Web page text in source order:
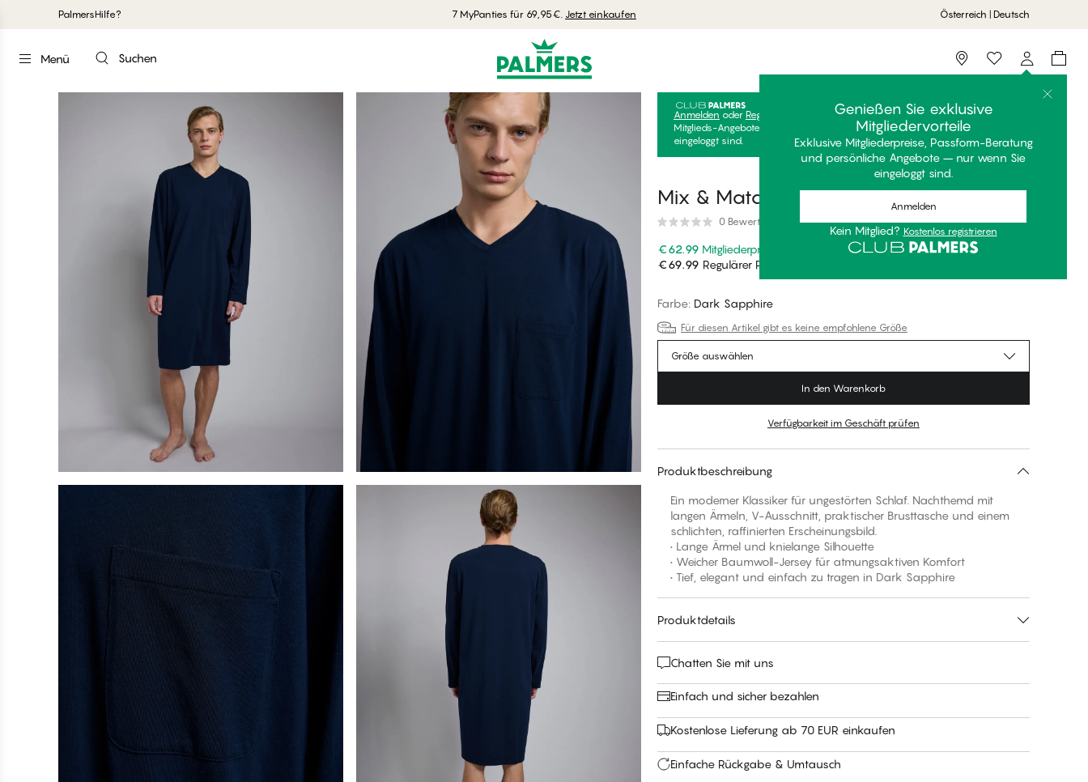
PalmersHilfe? 7 MyPanties für 69,95€. Jetzt einkaufen Österreich | Deutsch
Menü Suchen Storefinder
Genießen Sie exklusive
Mitgliedervorteile
Exklusive Mitgliederpreise, Passform-Beratung
und persönliche Angebote – nur wenn Sie
eingeloggt sind.
Anmelden
Kein Mitglied? Kostenlos registrieren
Anmelden oder Registrieren
Kostenlos anmelden, um Ihre exklusiven
Mitglieds-Angebote freizuschalten! Clubpreise sind nur gültig, wenn Sie
eingeloggt sind.
Mix & Match Night Nachthemd
0 Bewertungen
€62.99 Mitgliederpreis
€69.99 Regulärer Preis
Farbe: Dark Sapphire
Für diesen Artikel gibt es keine empfohlene Größe
Größe auswählen
In den Warenkorb
Verfügbarkeit im Geschäft prüfen
Produktbeschreibung
Ein moderner Klassiker für ungestörten Schlaf. Nachthemd mit
langen Ärmeln, V-Ausschnitt, praktischer Brusttasche und einem
schlichten, raffinierten Erscheinungsbild.
• Lange Ärmel und knielange Silhouette
• Weicher Baumwoll-Jersey für atmungsaktiven Komfort
• Tief, elegant und einfach zu tragen in Dark Sapphire
Produktdetails
Chatten Sie mit uns
Einfach und sicher bezahlen
Kostenlose Lieferung ab 70 EUR einkaufen
Einfache Rückgabe & Umtausch